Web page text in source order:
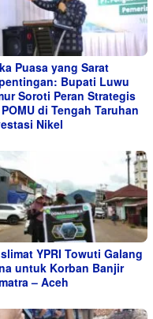
Puasa yang Sarat
Bupati Luwu
Soroti Peran Strategis
POMU di Tengah Taruhan
Nikel
YPRI Towuti Galang
untuk Korban Banjir
– Aceh